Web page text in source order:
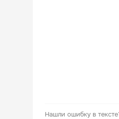
Нашли ошибку в